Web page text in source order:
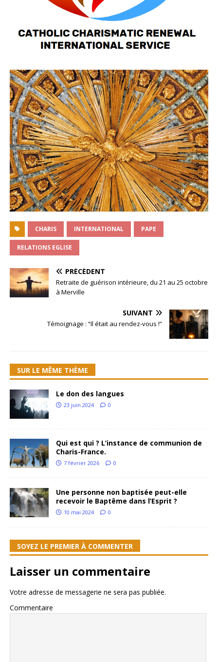
CHARIS INTERNATIONAL PAPE
RELATIONS EGLISE
PRÉCÉDENT
Retraite de guérison intérieure, du 21 au 25 octobre
à Merville
SUIVANT
Témoignage : “Il était au rendez-vous !”
SUR LE MÊME THÈME
Le don des langues
23 juin 2024 0
Qui est qui ? L’instance de communion de
Charis-France.
7 février 2026 0
Une personne non baptisée peut-elle
recevoir le Baptême dans l’Esprit ?
10 mai 2024 0
SOYEZ LE PREMIER À COMMENTER
Laisser un commentaire
Votre adresse de messagerie ne sera pas publiée.
Commentaire